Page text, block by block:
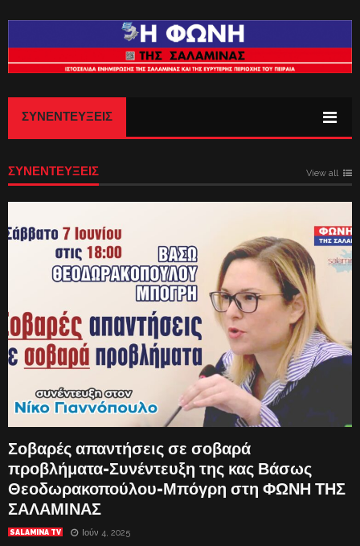
ΣΥΝΕΝΤΕΎΞΕΙΣ
ΣΥΝΕΝΤΕΥΞΕΙΣ View all
Σοβαρές απαντήσεις σε σοβαρά
προβλήματα-Συνέντευξη της κας Βάσως
Θεοδωρακοπούλου-Μπόγρη στη ΦΩΝΗ ΤΗΣ
ΣΑΛΑΜΙΝΑΣ
SALAMINA TV Ιούν 4, 2025